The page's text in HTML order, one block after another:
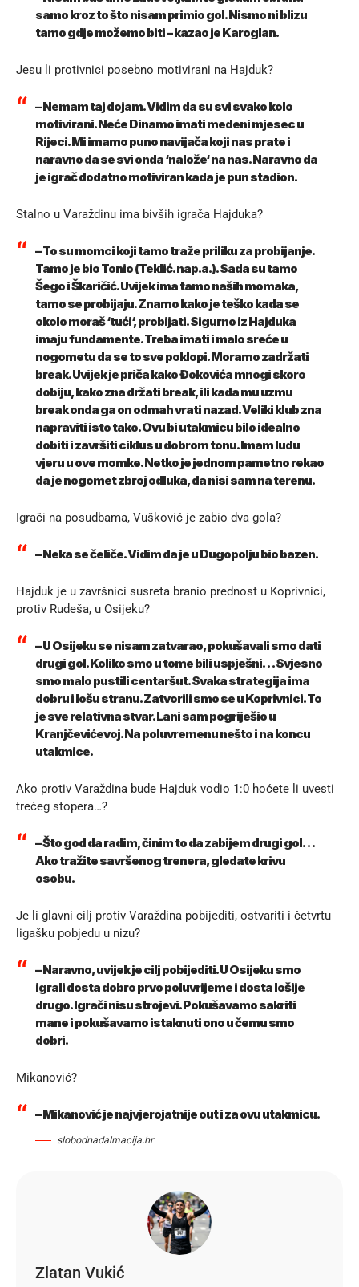
samo kroz to što nisam primio gol. Nismo ni blizu
tamo gdje možemo biti – kazao je Karoglan.
Jesu li protivnici posebno motivirani na Hajduk?
– Nemam taj dojam. Vidim da su svi svako kolo
motivirani. Neće Dinamo imati medeni mjesec u
Rijeci. Mi imamo puno navijača koji nas prate i
naravno da se svi onda ‘nalože‘ na nas. Naravno da
je igrač dodatno motiviran kada je pun stadion.
Stalno u Varaždinu ima bivših igrača Hajduka?
– To su momci koji tamo traže priliku za probijanje.
Tamo je bio Tonio (Teklić. nap.a.). Sada su tamo
Šego i Škaričić. Uvijek ima tamo naših momaka,
tamo se probijaju. Znamo kako je teško kada se
okolo moraš ‘tući‘, probijati. Sigurno iz Hajduka
imaju fundamente. Treba imati i malo sreće u
nogometu da se to sve poklopi. Moramo zadržati
break. Uvijek je priča kako Đokovića mnogi skoro
dobiju, kako zna držati break, ili kada mu uzmu
break onda ga on odmah vrati nazad. Veliki klub zna
napraviti isto tako. Ovu bi utakmicu bilo idealno
dobiti i završiti ciklus u dobrom tonu. Imam ludu
vjeru u ove momke. Netko je jednom pametno rekao
da je nogomet zbroj odluka, da nisi sam na terenu.
Igrači na posudbama, Vušković je zabio dva gola?
– Neka se čeliče. Vidim da je u Dugopolju bio bazen.
Hajduk je u završnici susreta branio prednost u Koprivnici,
protiv Rudeša, u Osijeku?
– U Osijeku se nisam zatvarao, pokušavali smo dati
drugi gol. Koliko smo u tome bili uspješni… Svjesno
smo malo pustili centaršut. Svaka strategija ima
dobru i lošu stranu. Zatvorili smo se u Koprivnici. To
je sve relativna stvar. Lani sam pogriješio u
Kranjčevićevoj. Na poluvremenu nešto i na koncu
utakmice.
Ako protiv Varaždina bude Hajduk vodio 1:0 hoćete li uvesti
trećeg stopera…?
– Što god da radim, činim to da zabijem drugi gol…
Ako tražite savršenog trenera, gledate krivu
osobu.
Je li glavni cilj protiv Varaždina pobijediti, ostvariti i četvrtu
ligašku pobjedu u nizu?
– Naravno, uvijek je cilj pobijediti. U Osijeku smo
igrali dosta dobro prvo poluvrijeme i dosta lošije
drugo. Igrači nisu strojevi. Pokušavamo sakriti
mane i pokušavamo istaknuti ono u čemu smo
dobri.
Mikanović?
– Mikanović je najvjerojatnije out i za ovu utakmicu.
slobodnadalmacija.hr
Zlatan Vukić